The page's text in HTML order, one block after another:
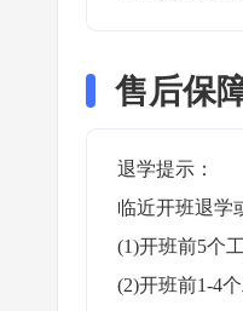
售后保
退学提示：
临近开班退学
(1)开班前5个
(2)开班前1-4